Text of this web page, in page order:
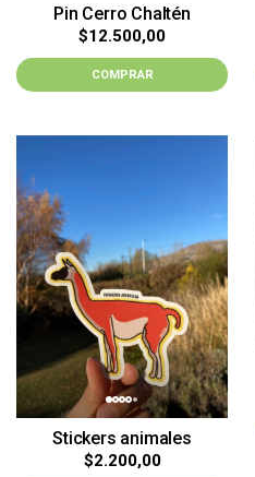
Pin Cerro Chaltén
$12.500,00
COMPRAR
Stickers animales
$2.200,00